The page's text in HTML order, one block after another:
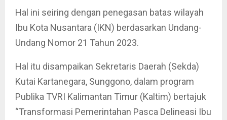
Hal ini seiring dengan penegasan batas wilayah
Ibu Kota Nusantara (IKN) berdasarkan Undang-
Undang Nomor 21 Tahun 2023.
Hal itu disampaikan Sekretaris Daerah (Sekda)
Kutai Kartanegara, Sunggono, dalam program
Publika TVRI Kalimantan Timur (Kaltim) bertajuk
“Transformasi Pemerintahan Pasca Delineasi Ibu